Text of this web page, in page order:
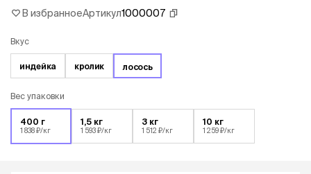
В избранноеАртикул1000007
Вкус
индейка кролик лосось
Вес упаковки
400 г
1 838 ₽/кг
1,5 кг
1 593 ₽/кг
3 кг
1 512 ₽/кг
10 кг
1 259 ₽/кг